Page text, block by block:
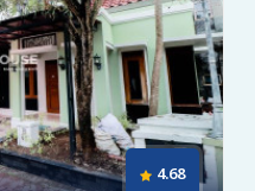
4.68